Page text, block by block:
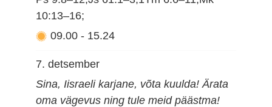
10:13–16;
09.00 - 15.24
7. detsember
Sina, Iisraeli karjane, võta kuulda! Ärata
oma vägevus ning tule meid päästma!